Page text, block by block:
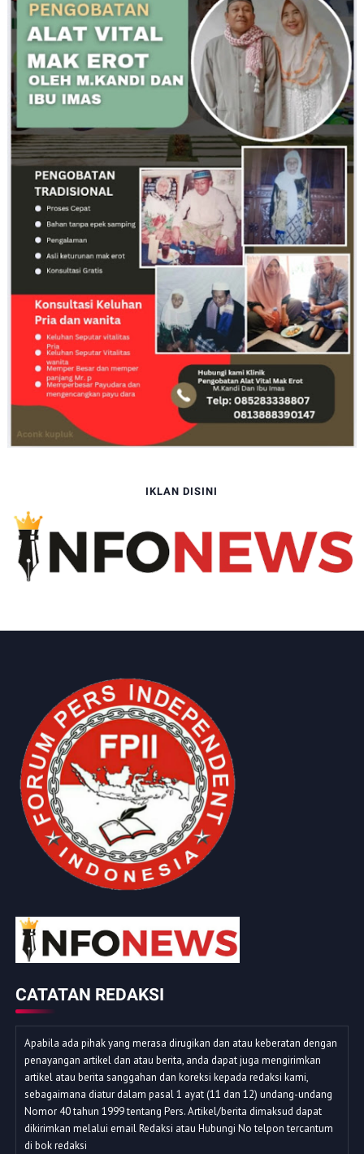
IKLAN DISINI
CATATAN REDAKSI
Apabila ada pihak yang merasa dirugikan dan atau keberatan dengan
penayangan artikel dan atau berita, anda dapat juga mengirimkan
artikel atau berita sanggahan dan koreksi kepada redaksi kami,
sebagaimana diatur dalam pasal 1 ayat (11 dan 12) undang-undang
Nomor 40 tahun 1999 tentang Pers. Artikel/berita dimaksud dapat
dikirimkan melalui email Redaksi atau Hubungi No telpon tercantum
di bok redaksi